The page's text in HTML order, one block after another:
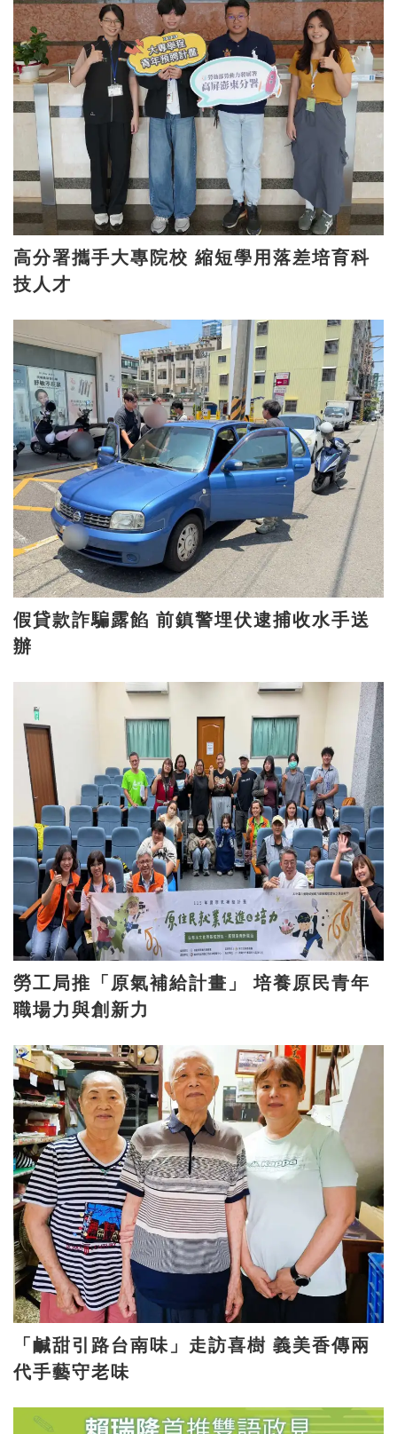
高分署攜手大專院校 縮短學用落差培育科
技人才
假貸款詐騙露餡 前鎮警埋伏逮捕收水手送
辦
勞工局推「原氣補給計畫」 培養原民青年
職場力與創新力
「鹹甜引路台南味」走訪喜樹 義美香傳兩
代手藝守老味